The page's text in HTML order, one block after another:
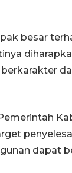
besar
dapat